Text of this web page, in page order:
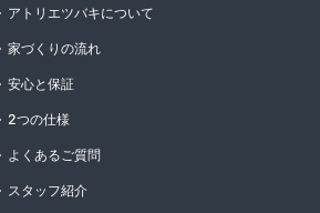
アトリエツバキについて
家づくりの流れ
安心と保証
2つの仕様
よくあるご質問
スタッフ紹介